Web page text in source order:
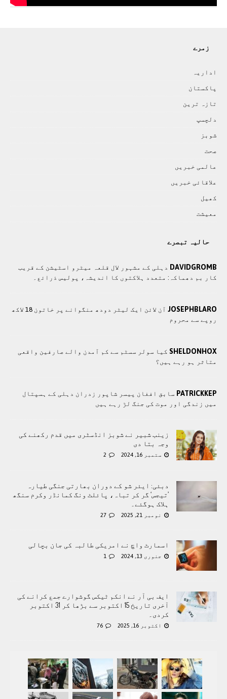
زمرے
اداريہ
پاکستان
تازہ ترين
دلچسپ
شوبز
صحت
عالمی خبريں
علاقائی خبريں
کھيل
معيشت
حالیہ تبصرے
DAVIDGROMB دہلی کے مشہور لال قلعہ میٹرو اسٹیشن کے قریب
کار بم دھماکہ: متعدد ہلاکتوں کا انديشہ، پولیس ذرائع۔
JOSEPHBLARO
آن لائن ایک لیٹر دودھ منگوانے پر خاتون 18 لاکھ
روپے سے محروم
SHELDONHOX کیا سولر سسٹم سے کم آمدن والے صارفین واقعی
متاثر ہو رہے ہیں؟
PATRICKKEP سابق افغان پیسر شاپور زدران دہلی کے ہسپتال
میں زندگی اور موت کی جنگ لڑ رہے ہیں
زینب شبیر نے شوبز انڈسٹری میں قدم رکھنے کی
وجہ بتا دی
ستمبر 16, 2024 2
دبئی: ایئر شو کے دوران بھارتی جنگی طیارہ
’تیجس‘ گر کر تباہ، پائلٹ ونگ کمانڈر وکرم سنگھ
ہلاک ہوگئے۔
نومبر 21, 2025 27
اسمارٹ واچ نے امریکی طالبہ کی جان بچالی
جنوری 13, 2024 1
ایف بی آر نے انکم ٹیکس گوشوارے جمع کرانے کی
آخری تاریخ 15 اکتوبر سے بڑھا کر 31 اکتوبر
کردی۔
اکتوبر 16, 2025 76